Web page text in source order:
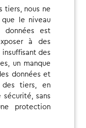
De plus, vous
du point de
et pouvez
La navigation
à la station de
tiers, nous ne
que le niveau
données est
à des
des
un manque
données et
des tiers, en
sans
protection